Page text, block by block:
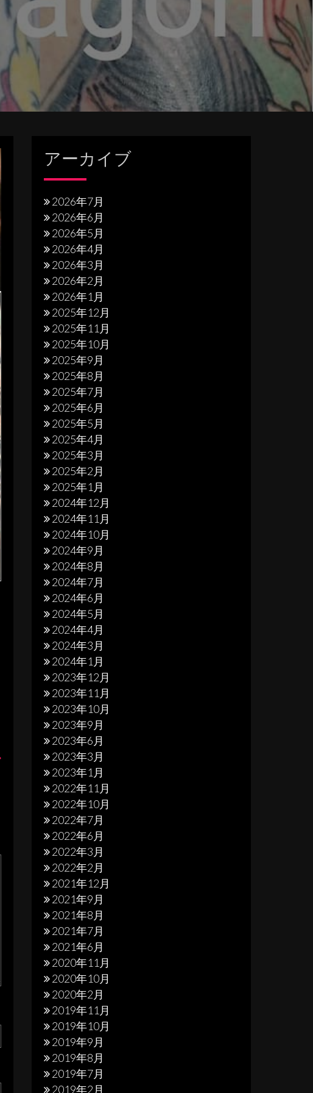
アーカイブ
2026年7月
2026年6月
2026年5月
2026年4月
2026年3月
2026年2月
2026年1月
2025年12月
2025年11月
2025年10月
2025年9月
2025年8月
2025年7月
2025年6月
2025年5月
2025年4月
2025年3月
2025年2月
2025年1月
2024年12月
2024年11月
2024年10月
2024年9月
2024年8月
2024年7月
2024年6月
2024年5月
2024年4月
2024年3月
2024年1月
2023年12月
2023年11月
2023年10月
2023年9月
2023年6月
2023年3月
2023年1月
2022年11月
2022年10月
2022年7月
2022年6月
2022年3月
2022年2月
2021年12月
2021年9月
2021年8月
2021年7月
2021年6月
2020年11月
2020年10月
2020年2月
2019年11月
2019年10月
2019年9月
2019年8月
2019年7月
2019年2月